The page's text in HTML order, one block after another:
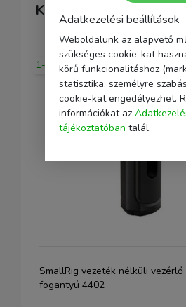
Kapcsolódó
1-2 nap
SmallRig vezeték nélküli
fogantyú 4402
Adatkezelési beállítások
Weboldalunk az alapvető
szükséges cookie-kat
körű funkcionalitáshoz
statisztika, személyre
cookie-kat engedélyezhet.
információkat az
tájékoztatóban talál.